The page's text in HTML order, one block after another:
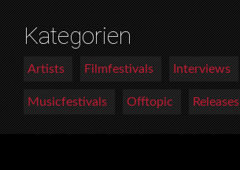
Kategorien
Artists Filmfestivals Interviews
Musicfestivals Offtopic Releases